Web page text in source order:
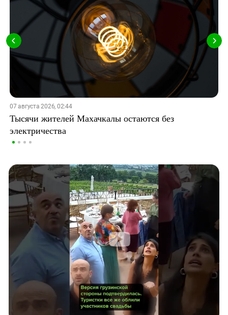
07 августа 2026, 02:44
Тысячи жителей Махачкалы остаются без
электричества